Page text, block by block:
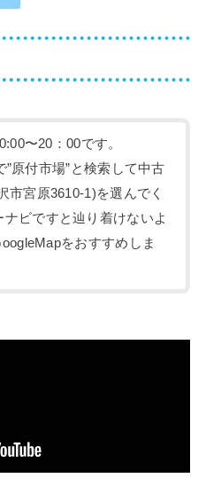
〜20：00です。
”原付市場”と検索して中古
市宮原3610-1)を選んでく
ナビですと辿り着けないよ
をおすすめしま